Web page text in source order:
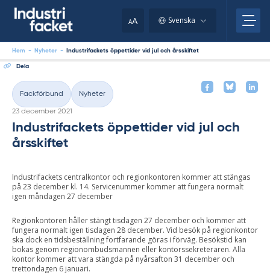
AA Svenska
Hem - Nyheter - Industrifackets öppettider vid jul och årsskiftet
Dela
Kategorier
Fackförbund Nyheter
Skriven
23 december 2021
Industrifackets öppettider vid jul och
årsskiftet
Industrifackets centralkontor och regionkontoren kommer att stängas
på 23 december kl. 14. Servicenummer kommer att fungera normalt
igen måndagen 27 december
Regionkontoren håller stängt tisdagen 27 december och kommer att
fungera normalt igen tisdagen 28 december. Vid besök på regionkontor
ska dock en tidsbeställning fortfarande göras i förväg. Besökstid kan
bokas genom regionombudsmannen eller kontorssekreteraren. Alla
kontor kommer att vara stängda på nyårsafton 31 december och
trettondagen 6 januari.